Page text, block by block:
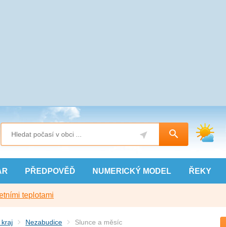
PŘEDPOVĚĎ NUMERICKÝ MODEL ŘEKY
teplotami
kraj Nezabudice Slunce a měsíc